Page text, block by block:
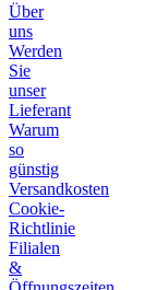
Über
uns
Werden
Sie
unser
Lieferant
Warum
so
günstig
Versandkosten
Cookie-
Richtlinie
Filialen
&